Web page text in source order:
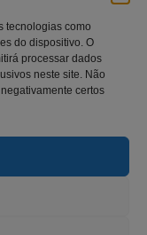
tecnologias como
do dispositivo. O
processar dados
neste site. Não
certos